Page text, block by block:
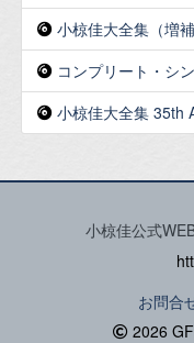
小椋佳大全集（増補
コンプリート・シ
小椋佳大全集 35th
小椋佳公式
お問合
2026